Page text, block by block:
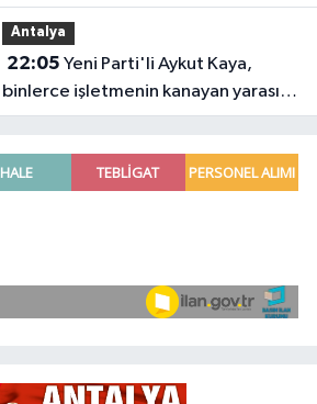
Antalya
22:05
binlerce işletmenin kanayan yarasını
Meclis'e taşıdı